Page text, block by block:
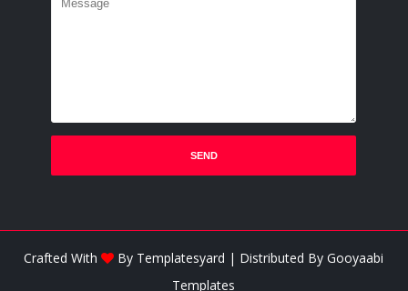
Crafted With By Templatesyard | Distributed ByGooyaabi
Templates